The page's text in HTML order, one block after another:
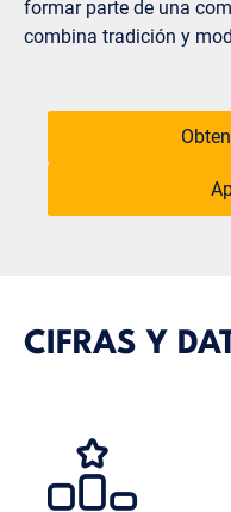
formar parte de una
combina tradición y
CIFRAS Y